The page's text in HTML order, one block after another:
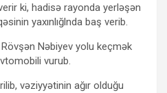
ki, hadisə rayonda yerləşən
yaxınlığlnda baş verib.
Nəbiyev yolu keçmək
vurub.
vəziyyətinin ağır olduğu